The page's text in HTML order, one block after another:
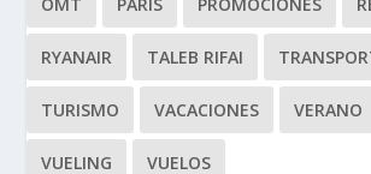
RYANAIR TALEB RIFAI
TURISMO VACACIONES VERANO
VUELING VUELOS